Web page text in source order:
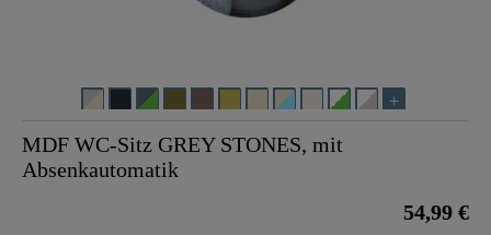
MDF WC-Sitz GREY STONES, mit
Absenkautomatik
54,99 €